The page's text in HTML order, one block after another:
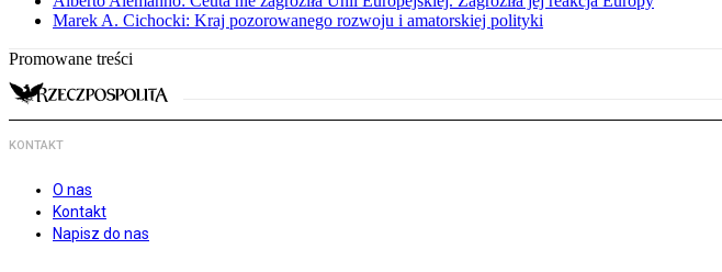
Marek A. Cichocki: Kraj pozorowanego rozwoju i amatorskiej polityki
Promowane treści
KONTAKT
O nas
Kontakt
Napisz do nas